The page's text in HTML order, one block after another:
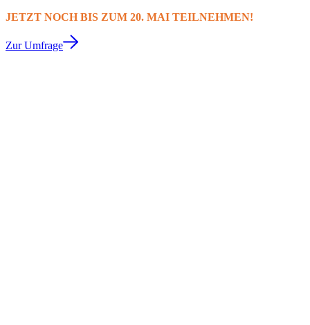
JETZT NOCH BIS ZUM 20. MAI TEILNEHMEN!
Zur Umfrage